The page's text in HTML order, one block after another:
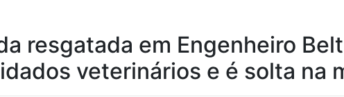
resgatada em Engenheiro
veterinários e é solta na